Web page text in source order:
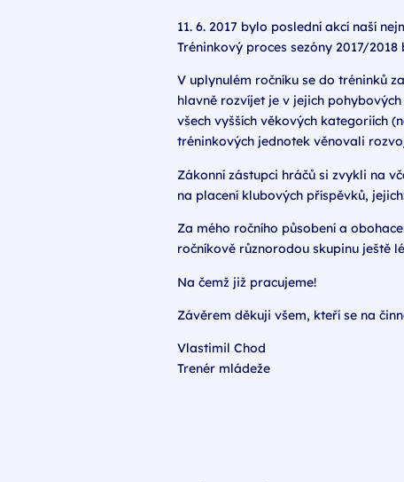
11. 6. 2017 bylo poslední akcí naší
Tréninkový proces sezóny 2017/
V uplynulém ročníku se do tréninků
hlavně rozvíjet je v jejich
všech vyšších věkových kategoriích
tréninkových jednotek věnovali
Zákonní zástupci hráčů si zvykli na
na placení klubových příspěvků,
Za mého ročního působení a
ročníkově různorodou skupinu ještě
Na čemž již pracujeme!
Závěrem děkuji všem, kteří se na
Vlastimil Chod
Trenér mládeže